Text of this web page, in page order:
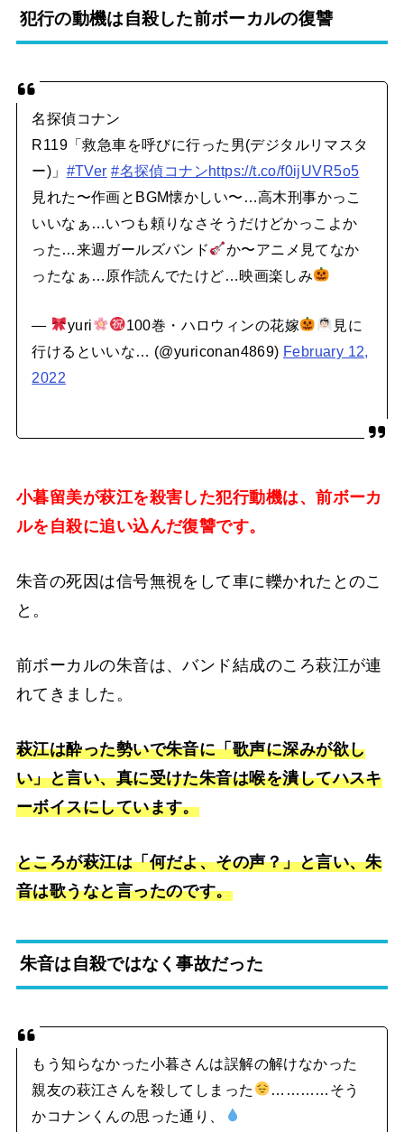
犯行の動機は自殺した前ボーカルの復讐
名探偵コナン
R119「救急車を呼びに行った男(デジタルリマスタ
ー)」 #TVer #名探偵コナンhttps://t.co/f0ijUVR5o5
見れた〜作画とBGM懐かしい〜…高木刑事かっこ
いいなぁ…いつも頼りなさそうだけどかっこよか
った…来週ガールズバンド
か〜アニメ見てなか
ったなぁ…原作読んでたけど…映画楽しみ
— yuri 100巻・ハロウィンの花嫁
見に
行けるといいな… (@yuriconan4869) February 12,
2022
小暮留美が萩江を殺害した犯行動機は、前ボーカ
ルを自殺に追い込んだ復讐です。
朱音の死因は信号無視をして車に轢かれたとのこ
と。
前ボーカルの朱音は、バンド結成のころ萩江が連
れてきました。
萩江は酔った勢いで朱音に「歌声に深みが欲し
い」と言い、真に受けた朱音は喉を潰してハスキ
ーボイスにしています。
ところが萩江は「何だよ、その声？」と言い、朱
音は歌うなと言ったのです。
朱音は自殺ではなく事故だった
もう知らなかった小暮さんは誤解の解けなかった
親友の萩江さんを殺してしまった
…………そう
かコナンくんの思った通り、